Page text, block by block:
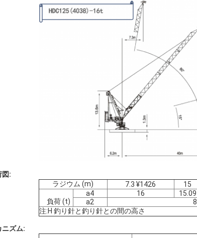
図:
ラジウム (m)
7.3 ¥1426 15
負荷 (t)
a4 16 15.09
a2
8
注:H 釣り針と釣り針との間の高さ
ニズム: